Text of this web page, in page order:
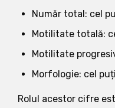
Număr total: cel
Motilitate totală:
Motilitate
Morfologie: cel
Rolul acestor cifre